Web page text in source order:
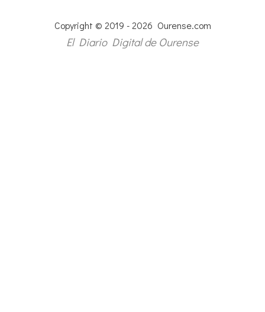
Copyright © 2019 - 2026 Ourense.com
El Diario Digital de Ourense